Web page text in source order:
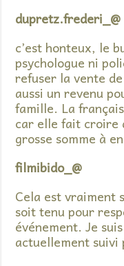
dupretz.frederi_@
c’est honteux, le
psychologue ni
refuser la vente
aussi un revenu
famille. La
car elle fait croire
grosse somme à
filmibido_@
Cela est vraiment
soit tenu pour
événement. Je
actuellement suivi